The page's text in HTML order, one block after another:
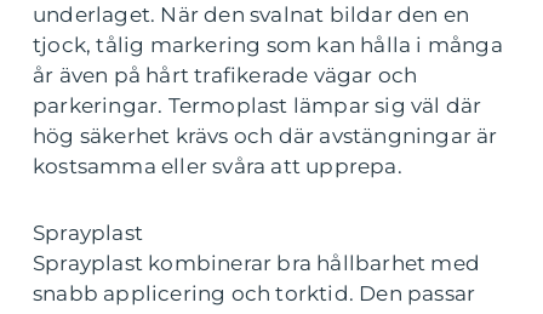
underlaget. När den svalnat bildar den en
tjock, tålig markering som kan hålla i många
år även på hårt trafikerade vägar och
parkeringar. Termoplast lämpar sig väl där
hög säkerhet krävs och där avstängningar är
kostsamma eller svåra att upprepa.
Sprayplast
Sprayplast kombinerar bra hållbarhet med
snabb applicering och torktid. Den passar